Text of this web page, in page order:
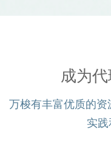
万梭有丰富优质的
实
成为